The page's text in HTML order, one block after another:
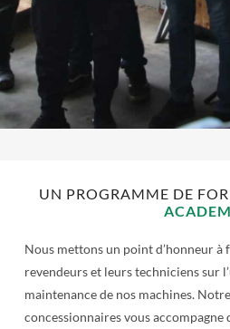
PICHON
Notre programme de
UN PROGRAMME DE
Nous mettons un point d’honneur à
revendeurs et leurs techniciens sur
maintenance de nos machines.
concessionnaires vous accompagne